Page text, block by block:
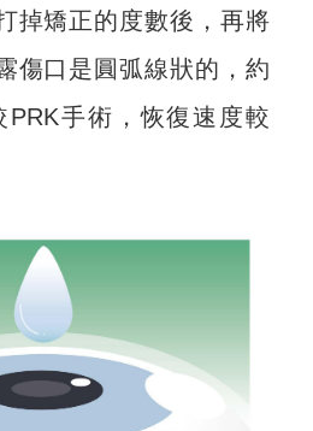
掉矯正的度數後，再將
傷口是圓弧線狀的，約
PRK手術，恢復速度較